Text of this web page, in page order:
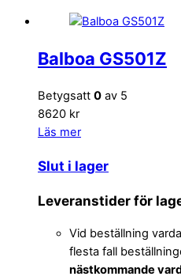
Balboa GS501Z
Betygsatt 0 av 5
8620 kr
Läs mer
Slut i lager
Leveranstider för
Vid beställning
flesta fall
nästkommande